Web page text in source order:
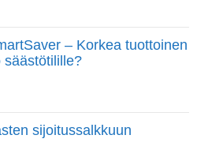
– Korkea tuottoinen
säästötilille?
sijoitussalkkuun